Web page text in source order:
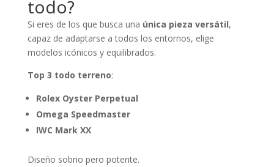
todo?
Si eres de los que busca una única pieza versátil,
capaz de adaptarse a todos los entornos, elige
modelos icónicos y equilibrados.
Top 3 todo terreno:
Rolex Oyster Perpetual
Omega Speedmaster
IWC Mark XX
Diseño sobrio pero potente.